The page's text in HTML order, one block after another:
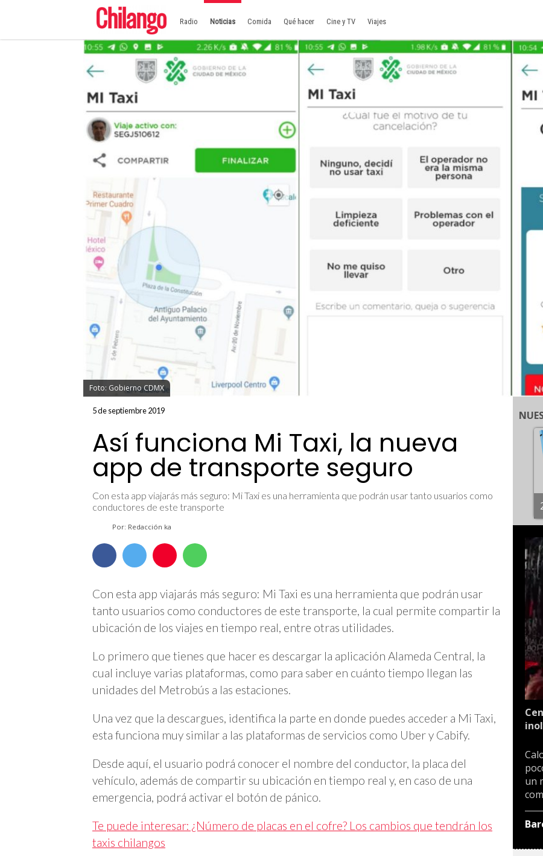
Radio Noticias Comida Qué hacer Cine y TV Viajes
Foto: Gobierno CDMX
5 de septiembre 2019
Así funciona Mi Taxi, la nueva
app de transporte seguro
Con esta app viajarás más seguro: Mi Taxi es una herramienta que podrán usar tanto usuarios como
conductores de este transporte
Por: Redacción ka
Con esta app viajarás más seguro: Mi Taxi es una herramienta que podrán usar
tanto usuarios como conductores de este transporte, la cual permite compartir la
ubicación de los viajes en tiempo real, entre otras utilidades.
Lo primero que tienes que hacer es descargar la aplicación Alameda Central, la
cual incluye varias plataformas, como para saber en cuánto tiempo llegan las
unidades del Metrobús a las estaciones.
Una vez que la descargues, identifica la parte en donde puedes acceder a Mi Taxi,
esta funciona muy similar a las plataformas de servicios como Uber y Cabify.
Desde aquí, el usuario podrá conocer el nombre del conductor, la placa del
vehículo, además de compartir su ubicación en tiempo real y, en caso de una
emergencia, podrá activar el botón de pánico.
Te puede interesar: ¿Número de placas en el cofre? Los cambios que tendrán los
taxis chilangos
un